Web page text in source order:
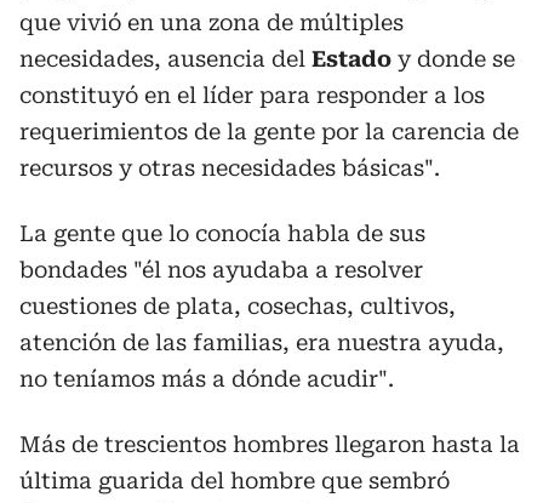
que vivió en una zona de múltiples
necesidades, ausencia del Estado y donde se
constituyó en el líder para responder a los
requerimientos de la gente por la carencia de
recursos y otras necesidades básicas".
La gente que lo conocía habla de sus
bondades "él nos ayudaba a resolver
cuestiones de plata, cosechas, cultivos,
atención de las familias, era nuestra ayuda,
no teníamos más a dónde acudir".
Más de trescientos hombres llegaron hasta la
última guarida del hombre que sembró